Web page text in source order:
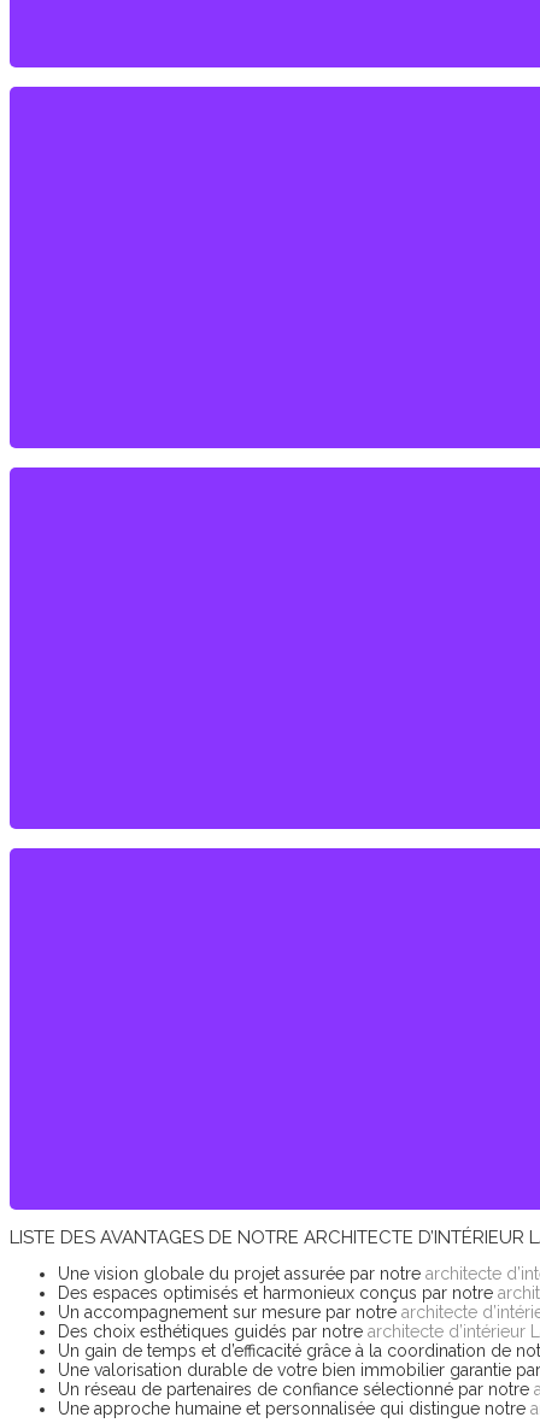
LISTE DES AVANTAGES DE NOTRE ARCHITECTE D’INTÉRIEUR
Une vision globale du projet assurée par notre architecte
Des espaces optimisés et harmonieux conçus par notre
Un accompagnement sur mesure par notre architecte
Des choix esthétiques guidés par notre architecte d’intérieur
Un gain de temps et d’efficacité grâce à la coordination de
Une valorisation durable de votre bien immobilier garantie
Un réseau de partenaires de confiance sélectionné par notre
Une approche humaine et personnalisée qui distingue notre